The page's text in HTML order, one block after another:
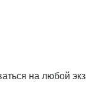
на любой